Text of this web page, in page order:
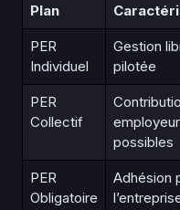
Plan
PER
Individuel
Gestion
pilotée
PER
Collectif
employeur
possibles
PER
Obligatoire
Adhésion